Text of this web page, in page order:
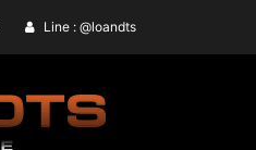
Line : @loandts